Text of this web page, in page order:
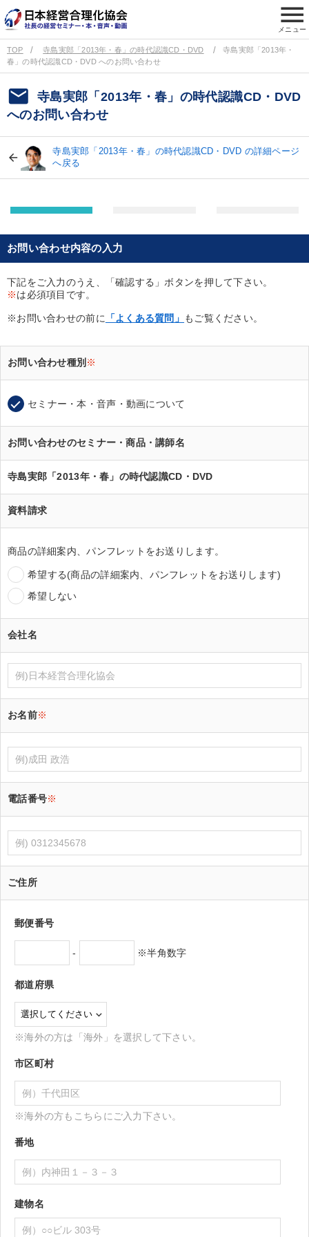
menu
メニュー
TOP 寺島実郎「2013年・春」の時代認識CD・DVD
寺島実郎「2013年・
春」の時代認識CD・DVD へのお問い合わせ
email
寺島実郎「2013年・春」の時代認識CD・DVD
へのお問い合わせ
寺島実郎「2013年・春」の時代認識CD・DVD の詳細ページ
へ戻る
お問い合わせ内容の入力
下記をご入力のうえ、「確認する」ボタンを押して下さい。
※は必須項目です。
※お問い合わせの前に 「よくある質問」 もご覧ください。
お問い合わせ種別 ※
セミナー・本・音声・動画について
お問い合わせのセミナー・商品・講師名
寺島実郎「2013年・春」の時代認識CD・DVD
資料請求
商品の詳細案内、パンフレットをお送りします。
希望する(商品の詳細案内、パンフレットをお送りします)
希望しない
会社名
お名前※
電話番号※
ご住所
郵便番号
- ※半角数字
都道府県
※海外の方は「海外」を選択して下さい。
市区町村
※海外の方もこちらにご入力下さい。
番地
建物名